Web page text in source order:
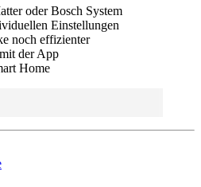
oder Bosch System
Einstellungen
noch effizienter
der App
Home